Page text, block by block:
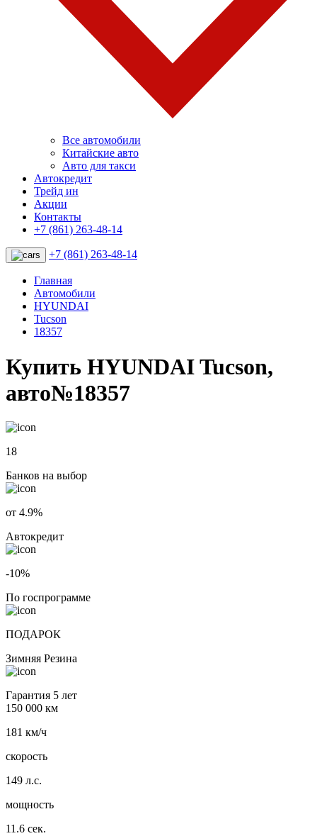
Все автомобили
Китайские авто
Авто для такси
Автокредит
Трейд ин
Акции
Контакты
+7 (861) 263-48-14
+7 (861) 263-48-14
Главная
Автомобили
HYUNDAI
Tucson
18357
Купить HYUNDAI Tucson,
авто№18357
18
Банков на выбор
от 4.9%
Автокредит
-10%
По госпрограмме
ПОДАРОК
Зимняя Резина
Гарантия 5 лет
150 000 км
181 км/ч
скорость
149 л.с.
мощность
11.6 сек.